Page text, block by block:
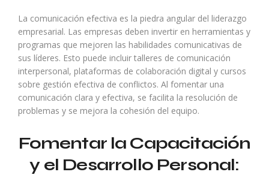
La comunicación efectiva es la piedra angular del liderazgo
empresarial. Las empresas deben invertir en herramientas y
programas que mejoren las habilidades comunicativas de
sus líderes. Esto puede incluir talleres de comunicación
interpersonal, plataformas de colaboración digital y cursos
sobre gestión efectiva de conflictos. Al fomentar una
comunicación clara y efectiva, se facilita la resolución de
problemas y se mejora la cohesión del equipo.
Fomentar la Capacitación
y el Desarrollo Personal: